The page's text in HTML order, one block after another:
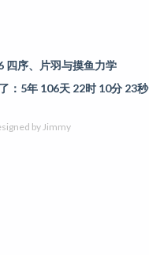
四序、片羽与摸鱼力学
：5年 106天 22时 10分 23秒
by Jimmy